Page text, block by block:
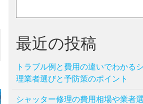
最近の投稿
トラブル例と費用の違いでわかる
理業者選びと予防策のポイント
シャッター修理の費用相場や業者